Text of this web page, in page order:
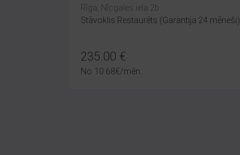
Rīga, Nīcgales iela 2b
Stāvoklis Restaurēts (Garantija 24 mēneši)
235.00 €
No 10.68€/mēn.